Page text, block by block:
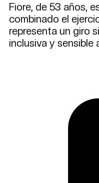
Fiore, de 53 años,
combinado el
representa un giro
inclusiva y sensible